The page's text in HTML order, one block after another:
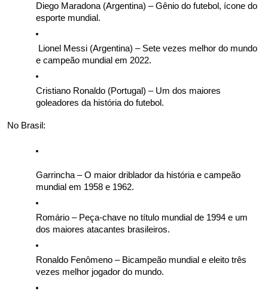
Diego Maradona (Argentina) – Gênio do futebol, ícone do
esporte mundial.
Lionel Messi (Argentina) – Sete vezes melhor do mundo
e campeão mundial em 2022.
Cristiano Ronaldo (Portugal) – Um dos maiores
goleadores da história do futebol.
No Brasil:
Garrincha – O maior driblador da história e campeão
mundial em 1958 e 1962.
Romário – Peça-chave no título mundial de 1994 e um
dos maiores atacantes brasileiros.
Ronaldo Fenômeno – Bicampeão mundial e eleito três
vezes melhor jogador do mundo.